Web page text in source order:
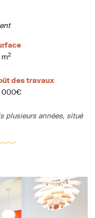
m2
des travaux
000€
plusieurs années, situé